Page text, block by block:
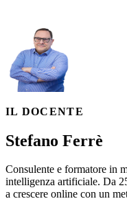
IL DOCENTE
Stefano Ferrè
Consulente e formatore in
intelligenza artificiale. Da
a crescere online con un